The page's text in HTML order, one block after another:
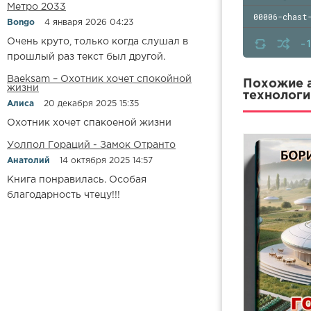
Метро 2033
Bongo 4 января 2026 04:23
Очень круто, только когда слушал в
прошлый раз текст был другой.
Baeksam – Охотник хочет спокойной
жизни
Алиса 20 декабря 2025 15:35
Охотник хочет спакоеной жизни
Уолпол Гораций - Замок Отранто
Анатолий 14 октября 2025 14:57
Книга понравилась. Особая
благодарность чтецу!!!
-
00006-
00007-
00008-
00009-
00012-
00013-
00014-
00015-
00016-
Похожие